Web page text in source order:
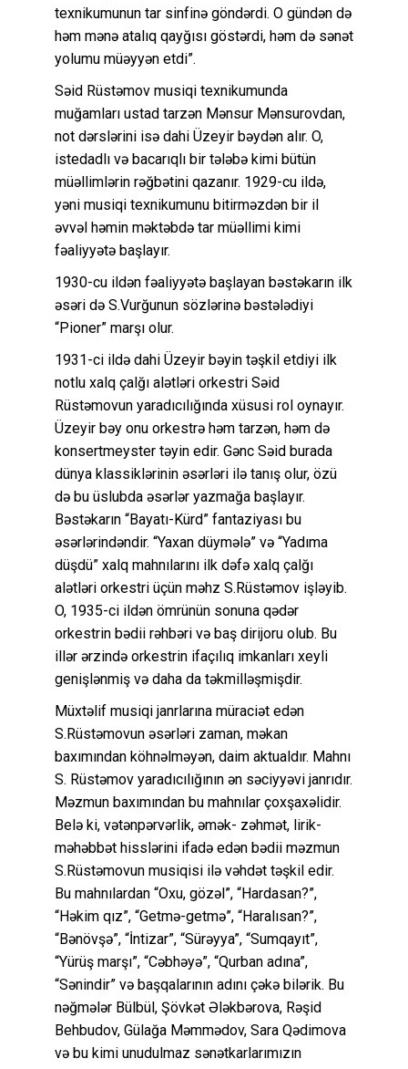
texnikumunun tar sinfinə göndərdi. O gündən də
həm mənə atalıq qayğısı göstərdi, həm də sənət
yolumu müəyyən etdi”.
Səid Rüstəmov musiqi texnikumunda
muğamları ustad tarzən Mənsur Mənsurovdan,
not dərslərini isə dahi Üzeyir bəydən alır. O,
istedadlı və bacarıqlı bir tələbə kimi bütün
müəllimlərin rəğbətini qazanır. 1929-cu ildə,
yəni musiqi texnikumunu bitirməzdən bir il
əvvəl həmin məktəbdə tar müəllimi kimi
fəaliyyətə başlayır.
1930-cu ildən fəaliyyətə başlayan bəstəkarın ilk
əsəri də S.Vurğunun sözlərinə bəstələdiyi
“Pioner” marşı olur.
1931-ci ildə dahi Üzeyir bəyin təşkil etdiyi ilk
notlu xalq çalğı alətləri orkestri Səid
Rüstəmovun yaradıcılığında xüsusi rol oynayır.
Üzeyir bəy onu orkestrə həm tarzən, həm də
konsertmeyster təyin edir. Gənc Səid burada
dünya klassiklərinin əsərləri ilə tanış olur, özü
də bu üslubda əsərlər yazmağa başlayır.
Bəstəkarın “Bayatı-Kürd” fantaziyası bu
əsərlərindəndir. “Yaxan düymələ” və “Yadıma
düşdü” xalq mahnılarını ilk dəfə xalq çalğı
alətləri orkestri üçün məhz S.Rüstəmov işləyib.
O, 1935-ci ildən ömrünün sonuna qədər
orkestrin bədii rəhbəri və baş dirijoru olub. Bu
illər ərzində orkestrin ifaçılıq imkanları xeyli
genişlənmiş və daha da təkmilləşmişdir.
Müxtəlif musiqi janrlarına müraciət edən
S.Rüstəmovun əsərləri zaman, məkan
baxımından köhnəlməyən, daim aktualdır. Mahnı
S. Rüstəmov yaradıcılığının ən səciyyəvi janrıdır.
Məzmun baxımından bu mahnılar çoxşaxəlidir.
Belə ki, vətənpərvərlik, əmək- zəhmət, lirik-
məhəbbət hisslərini ifadə edən bədii məzmun
S.Rüstəmovun musiqisi ilə vəhdət təşkil edir.
Bu mahnılardan “Oxu, gözəl”, “Hardasan?”,
“Həkim qız”, “Getmə-getmə”, “Haralısan?”,
“Bənövşə”, “İntizar”, “Sürəyya”, “Sumqayıt”,
“Yürüş marşı”, “Cəbhəyə”, “Qurban adına”,
“Sənindir” və başqalarının adını çəkə bilərik. Bu
nəğmələr Bülbül, Şövkət Ələkbərova, Rəşid
Behbudov, Gülağa Məmmədov, Sara Qədimova
və bu kimi unudulmaz sənətkarlarımızın